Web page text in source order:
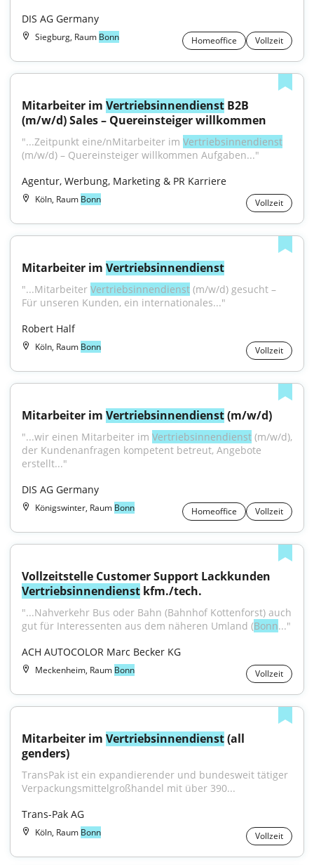
DIS AG Germany
Siegburg, Raum Bonn Homeoffice Vollzeit
Mitarbeiter im Vertriebsinnendienst B2B
(m/w/d) Sales – Quereinsteiger willkommen
"...Zeitpunkt eine/nMitarbeiter im Vertriebsinnendienst
(m/w/d) – Quereinsteiger willkommen Aufgaben..."
Agentur, Werbung, Marketing & PR Karriere
Köln, Raum Bonn Vollzeit
Mitarbeiter im Vertriebsinnendienst
"...Mitarbeiter Vertriebsinnendienst (m/w/d) gesucht –
Für unseren Kunden, ein internationales..."
Robert Half
Köln, Raum Bonn Vollzeit
Mitarbeiter im Vertriebsinnendienst (m/w/d)
"...wir einen Mitarbeiter im Vertriebsinnendienst (m/w/d),
der Kundenanfragen kompetent betreut, Angebote
erstellt..."
DIS AG Germany
Königswinter, Raum Bonn Homeoffice Vollzeit
Vertriebsinnendienst kfm./tech.
"...Nahverkehr Bus oder Bahn (Bahnhof Kottenforst) auch
gut für Interessenten aus dem näheren Umland (Bonn..."
ACH AUTOCOLOR Marc Becker KG
Meckenheim, Raum Bonn Vollzeit
Mitarbeiter im Vertriebsinnendienst (all
genders)
TransPak ist ein expandierender und bundesweit tätiger
Verpackungsmittelgroßhandel mit über 390...
Trans-Pak AG
Köln, Raum Bonn Vollzeit